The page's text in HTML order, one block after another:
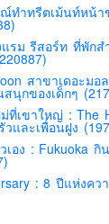
ละรอบๆ
กียวโต
ซางะ เปปปุ ยุฟุอิน
ทำทรีตเม้นท์หน้
รม รีสอร์ท ที่พักส
สาขาเดอะม
นุกของเด็กๆ
ที่เขาใหญ่ : The
และเพื่อนฝูง
เอง : Fukuoka
: 8 ปีแห่งค